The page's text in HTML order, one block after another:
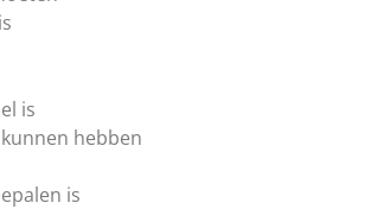
is
hebben
is